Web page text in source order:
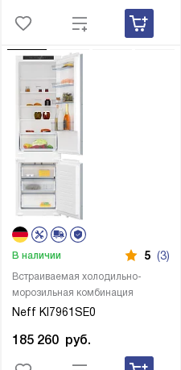
Встраиваемая холодильно-
морозильная комбинация
Neff KI7961SE0
В наличии 5 (3)
185 260 руб.